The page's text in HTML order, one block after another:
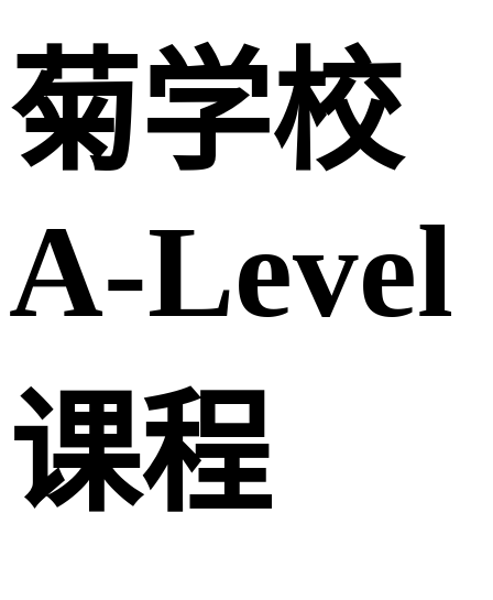
菊学校
A-Level
课程